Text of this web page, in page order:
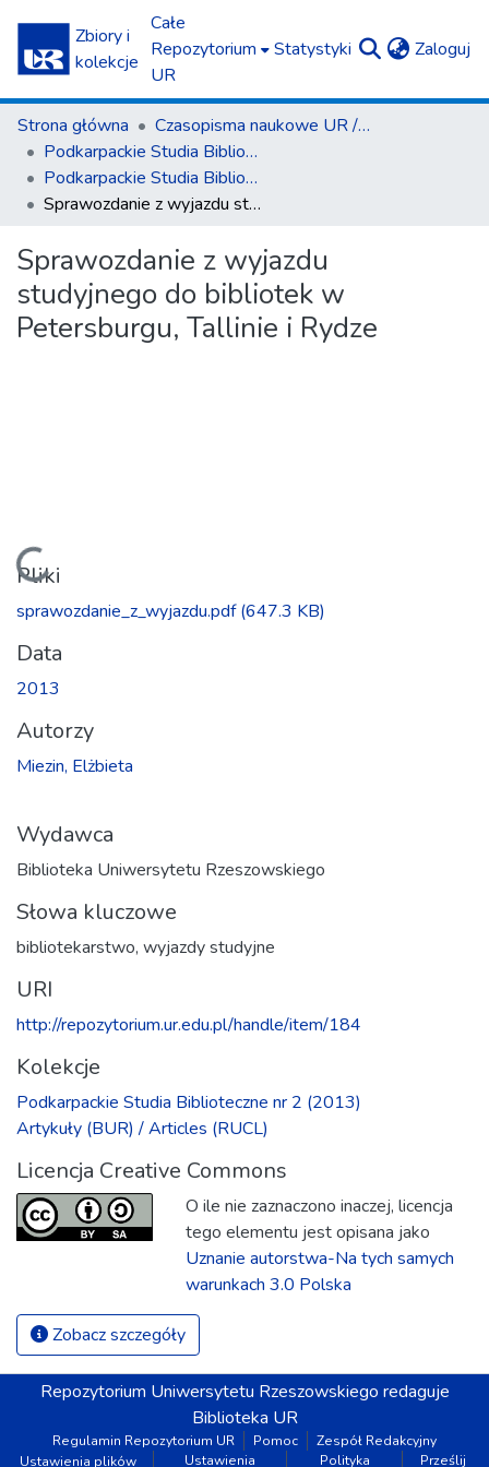
Zbiory i
kolekcje
Całe
Repozytorium
UR
Statystyki Zaloguj
Strona główna
Czasopisma naukowe UR / Scientific Journals
Podkarpackie Studia Biblioteczne
Podkarpackie Studia Biblioteczne nr 2 (2013)
Sprawozdanie z wyjazdu studyjnego do bibliotek w Petersburgu, Tallinie i Rydze
Sprawozdanie z wyjazdu
studyjnego do bibliotek w
Petersburgu, Tallinie i Rydze
Ładowanie...
Pliki
sprawozdanie_z_wyjazdu.pdf(647.3 KB)
Data
2013
Autorzy
Miezin, Elżbieta
Wydawca
Biblioteka Uniwersytetu Rzeszowskiego
Słowa kluczowe
bibliotekarstwo, wyjazdy studyjne
URI
http://repozytorium.ur.edu.pl/handle/item/184
Kolekcje
Podkarpackie Studia Biblioteczne nr 2 (2013)
Artykuły (BUR) / Articles (RUCL)
Licencja Creative Commons
O ile nie zaznaczono inaczej, licencja
tego elementu jest opisana jako
Uznanie autorstwa-Na tych samych
warunkach 3.0 Polska
Zobacz szczegóły
Repozytorium Uniwersytetu Rzeszowskiego redaguje
Biblioteka UR
Regulamin Repozytorium UR Pomoc
Zespół Redakcyjny
Ustawienia plików
Ustawienia Polityka Prześlij